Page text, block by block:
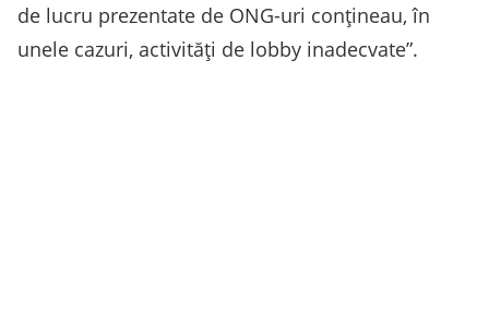
de lucru prezentate de ONG-uri conţineau, în
unele cazuri, activităţi de lobby inadecvate”.